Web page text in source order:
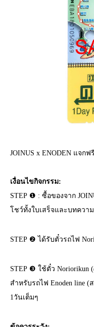
JOINUS x ENODEN แจกฟ
เงื่อนไขกิจกรรม:
STEP ❶ : ซื้อของจาก
โชว์ทั้งใบเสร็จและบทควา
STEP ❷ ได้รับตั๋วรถไฟ
STEP ❸ ใช้ตั๋ว Noriorikun
สำหรับรถไฟ Enoden line (
1วันเต็มๆ